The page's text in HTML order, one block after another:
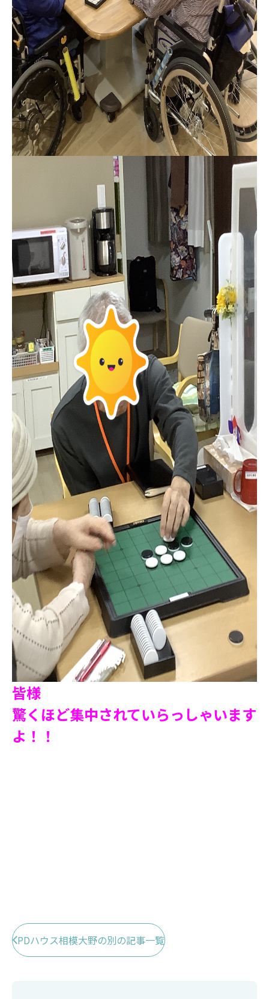
皆様
驚くほど集中されていらっしゃいます
よ！！
PDハウス相模大野の別の記事一覧